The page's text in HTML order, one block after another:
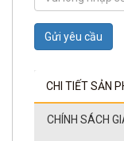
Gửi yêu cầu
CHI TIẾT SẢN
CHÍNH SÁCH